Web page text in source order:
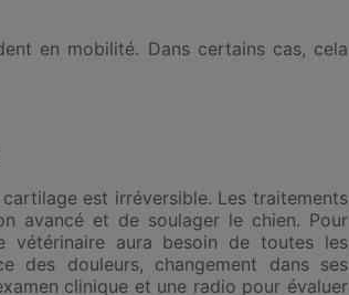
en mobilité. Dans certains cas, cela
est irréversible. Les traitements
avancé et de soulager le chien. Pour
aura besoin de toutes les
des douleurs, changement dans ses
clinique et une radio pour évaluer